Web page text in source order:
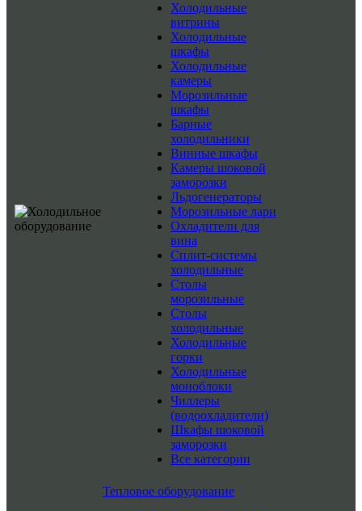
Холодильные
витрины
Холодильные
шкафы
Холодильные
камеры
Морозильные
шкафы
Барные
холодильники
Винные шкафы
Камеры шоковой
заморозки
Льдогенераторы
Морозильные лари
Охладители для
вина
Сплит-системы
холодильные
Столы
морозильные
Столы
холодильные
Холодильные
горки
Холодильные
моноблоки
Чиллеры
(водоохладители)
Шкафы шоковой
заморозки
Все категории
Тепловое оборудование